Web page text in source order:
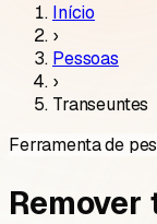
Início
›
Pessoas
›
Transeuntes
Ferramenta de